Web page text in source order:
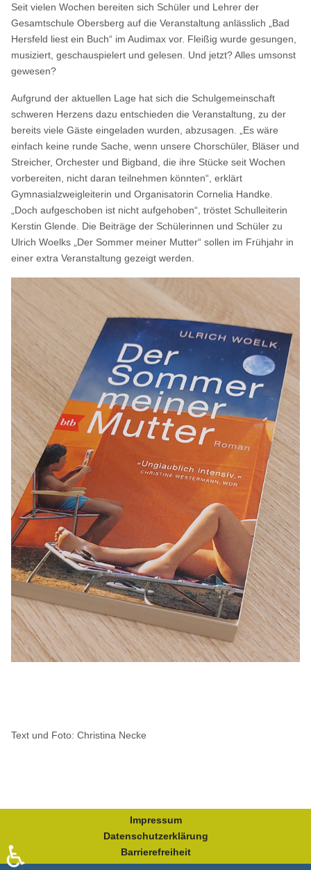
Seit vielen Wochen bereiten sich Schüler und Lehrer der
Gesamtschule Obersberg auf die Veranstaltung anlässlich „Bad
Hersfeld liest ein Buch“ im Audimax vor. Fleißig wurde gesungen,
musiziert, geschauspielert und gelesen. Und jetzt? Alles umsonst
gewesen?
Aufgrund der aktuellen Lage hat sich die Schulgemeinschaft
schweren Herzens dazu entschieden die Veranstaltung, zu der
bereits viele Gäste eingeladen wurden, abzusagen. „Es wäre
einfach keine runde Sache, wenn unsere Chorschüler, Bläser und
Streicher, Orchester und Bigband, die ihre Stücke seit Wochen
vorbereiten, nicht daran teilnehmen könnten“, erklärt
Gymnasialzweigleiterin und Organisatorin Cornelia Handke.
„Doch aufgeschoben ist nicht aufgehoben“, tröstet Schulleiterin
Kerstin Glende. Die Beiträge der Schülerinnen und Schüler zu
Ulrich Woelks „Der Sommer meiner Mutter“ sollen im Frühjahr in
einer extra Veranstaltung gezeigt werden.
Text und Foto: Christina Necke
Impressum
Datenschutzerklärung
Barrierefreiheit